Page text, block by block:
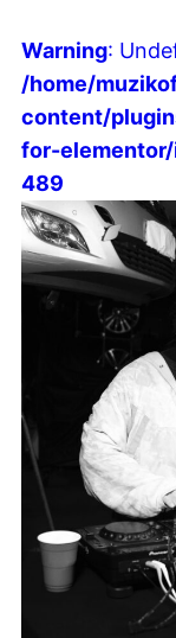
Warning:
/home/
content/
for-
489